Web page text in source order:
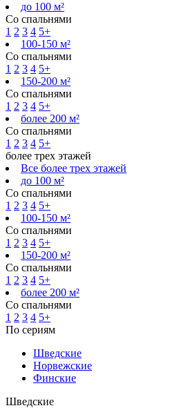
до 100 м²
Со спальнями
1 2 3 4 5+
100-150 м²
Со спальнями
1 2 3 4 5+
150-200 м²
Со спальнями
1 2 3 4 5+
более 200 м²
Со спальнями
1 2 3 4 5+
более трех этажей
Все более трех этажей
до 100 м²
Со спальнями
1 2 3 4 5+
100-150 м²
Со спальнями
1 2 3 4 5+
150-200 м²
Со спальнями
1 2 3 4 5+
более 200 м²
Со спальнями
1 2 3 4 5+
По сериям
Шведские
Норвежские
Финские
Шведские